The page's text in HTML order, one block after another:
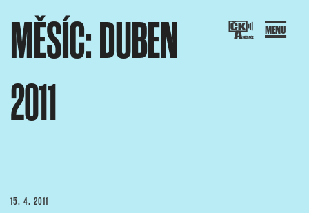
obsahu
ČESKÝCH KAMERAMANŮ
portál Asociace českých kameramanů
MĚSÍC: DUBEN
2011
PUBLIKOVÁNO
15. 4. 2011